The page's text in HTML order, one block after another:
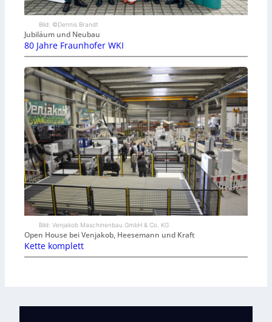
Bild: ©Dennis Brandt
Jubiläum und Neubau
80 Jahre Fraunhofer WKI
Bild: Venjakob Maschinenbau GmbH & Co. KG
Open House bei Venjakob, Heesemann und Kraft
Kette komplett